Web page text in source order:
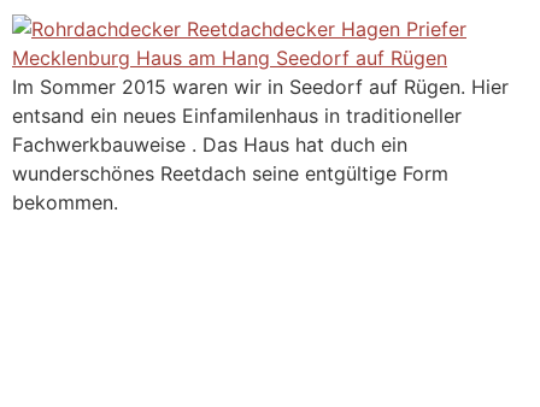
Im Sommer 2015 waren wir in Seedorf auf Rügen. Hier
entsand ein neues Einfamilenhaus in traditioneller
Fachwerkbauweise . Das Haus hat duch ein
wunderschönes Reetdach seine entgültige Form
bekommen.